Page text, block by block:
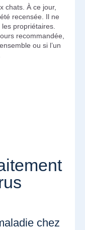
chats. À ce jour,
recensée. Il ne
propriétaires.
recommandée,
ou si l’un
chez